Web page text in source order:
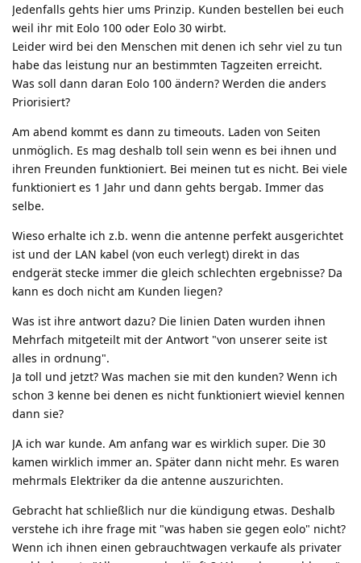
Jedenfalls gehts hier ums Prinzip. Kunden bestellen bei euch
weil ihr mit Eolo 100 oder Eolo 30 wirbt.
Leider wird bei den Menschen mit denen ich sehr viel zu tun
habe das leistung nur an bestimmten Tagzeiten erreicht.
Was soll dann daran Eolo 100 ändern? Werden die anders
Priorisiert?
Am abend kommt es dann zu timeouts. Laden von Seiten
unmöglich. Es mag deshalb toll sein wenn es bei ihnen und
ihren Freunden funktioniert. Bei meinen tut es nicht. Bei viele
funktioniert es 1 Jahr und dann gehts bergab. Immer das
selbe.
Wieso erhalte ich z.b. wenn die antenne perfekt ausgerichtet
ist und der LAN kabel (von euch verlegt) direkt in das
endgerät stecke immer die gleich schlechten ergebnisse? Da
kann es doch nicht am Kunden liegen?
Was ist ihre antwort dazu? Die linien Daten wurden ihnen
Mehrfach mitgeteilt mit der Antwort "von unserer seite ist
alles in ordnung".
Ja toll und jetzt? Was machen sie mit den kunden? Wenn ich
schon 3 kenne bei denen es nicht funktioniert wieviel kennen
dann sie?
JA ich war kunde. Am anfang war es wirklich super. Die 30
kamen wirklich immer an. Später dann nicht mehr. Es waren
mehrmals Elektriker da die antenne auszurichten.
Gebracht hat schließlich nur die kündigung etwas. Deshalb
verstehe ich ihre frage mit "was haben sie gegen eolo" nicht?
Wenn ich ihnen einen gebrauchtwagen verkaufe als privater